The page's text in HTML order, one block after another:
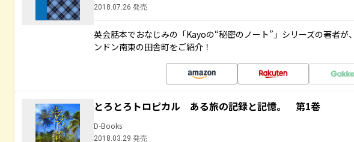
2018.07.26 発売
英会話本でおなじみの「Kayoの“秘密のノート”」シリーズの著者が
ンドン南東の田舎町をご紹介！
とろとろトロピカル ある旅の記録と記憶。 第1巻
D-Books
2018.03.29 発売